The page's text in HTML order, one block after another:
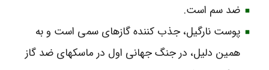
ضد سم است.
پوست نارگیل، جذب کننده‌ گازهای سمی است و به
همین دلیل، در جنگ جهانی اول در ماسکهای ضد گاز